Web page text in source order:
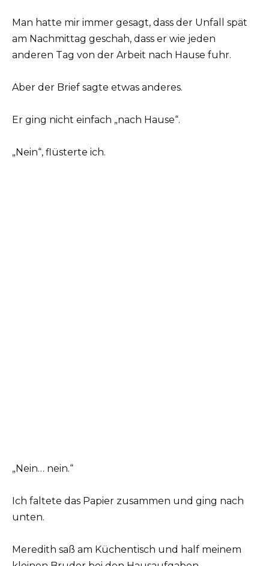
Man hatte mir immer gesagt, dass der Unfall spät
am Nachmittag geschah, dass er wie jeden
anderen Tag von der Arbeit nach Hause fuhr.
Aber der Brief sagte etwas anderes.
Er ging nicht einfach „nach Hause“.
„Nein“, flüsterte ich.
„Nein… nein.“
Ich faltete das Papier zusammen und ging nach
unten.
Meredith saß am Küchentisch und half meinem